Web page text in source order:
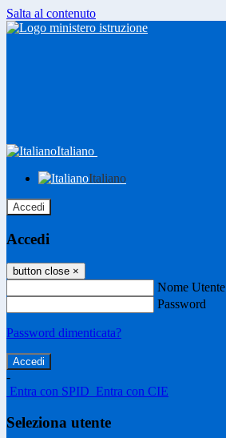
Salta al contenuto
Italiano
Italiano
Accedi
Accedi
button close ×
Nome Utente
Password
Password dimenticata?
-
Entra con SPID Entra con CIE
Seleziona utente